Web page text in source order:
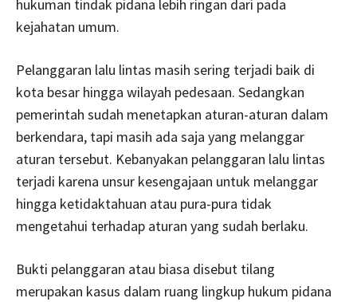
hukuman tindak pidana lebih ringan dari pada
kejahatan umum.
Pelanggaran lalu lintas masih sering terjadi baik di
kota besar hingga wilayah pedesaan. Sedangkan
pemerintah sudah menetapkan aturan-aturan dalam
berkendara, tapi masih ada saja yang melanggar
aturan tersebut. Kebanyakan pelanggaran lalu lintas
terjadi karena unsur kesengajaan untuk melanggar
hingga ketidaktahuan atau pura-pura tidak
mengetahui terhadap aturan yang sudah berlaku.
Bukti pelanggaran atau biasa disebut tilang
merupakan kasus dalam ruang lingkup hukum pidana